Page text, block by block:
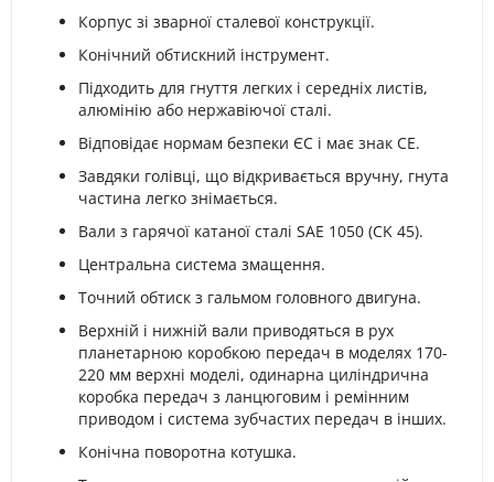
Корпус зі зварної сталевої конструкції.
Конічний обтискний інструмент.
Підходить для гнуття легких і середніх листів,
алюмінію або нержавіючої сталі.
Відповідає нормам безпеки ЄС і має знак CE.
Завдяки голівці, що відкривається вручну, гнута
частина легко знімається.
Вали з гарячої катаної сталі SAE 1050 (CK 45).
Центральна система змащення.
Точний обтиск з гальмом головного двигуна.
Верхній і нижній вали приводяться в рух
планетарною коробкою передач в моделях 170-
220 мм верхні моделі, одинарна циліндрична
коробка передач з ланцюговим і ремінним
приводом і система зубчастих передач в інших.
Конічна поворотна котушка.